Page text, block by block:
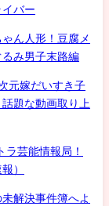
バー
ん人形！豆腐メ
み男子末路編
元嫁だいすき子
題な動画取り上
芸能情報局！
）
解決事件簿へよ